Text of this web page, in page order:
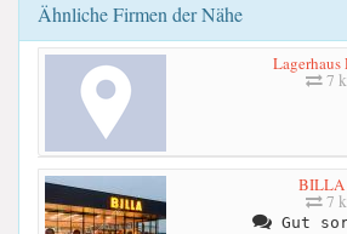
Ähnliche Firmen der Nähe
Lagerhaus
7
BILLA
7
Gut